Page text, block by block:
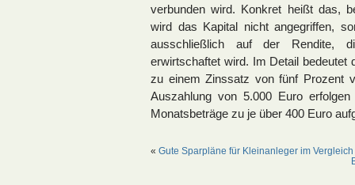
verbunden wird. Konkret heißt das,
wird das Kapital nicht angegriffen,
ausschließlich auf der Rendite,
erwirtschaftet wird. Im Detail bedeutet
zu einem Zinssatz von fünf Prozent
Auszahlung von 5.000 Euro
Monatsbeträge zu je über 400 Euro
« Gute Sparpläne für Kleinanleger im Vergleich